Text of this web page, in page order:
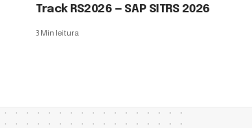
Track RS2026 — SAP SITRS 2026
3 Min leitura